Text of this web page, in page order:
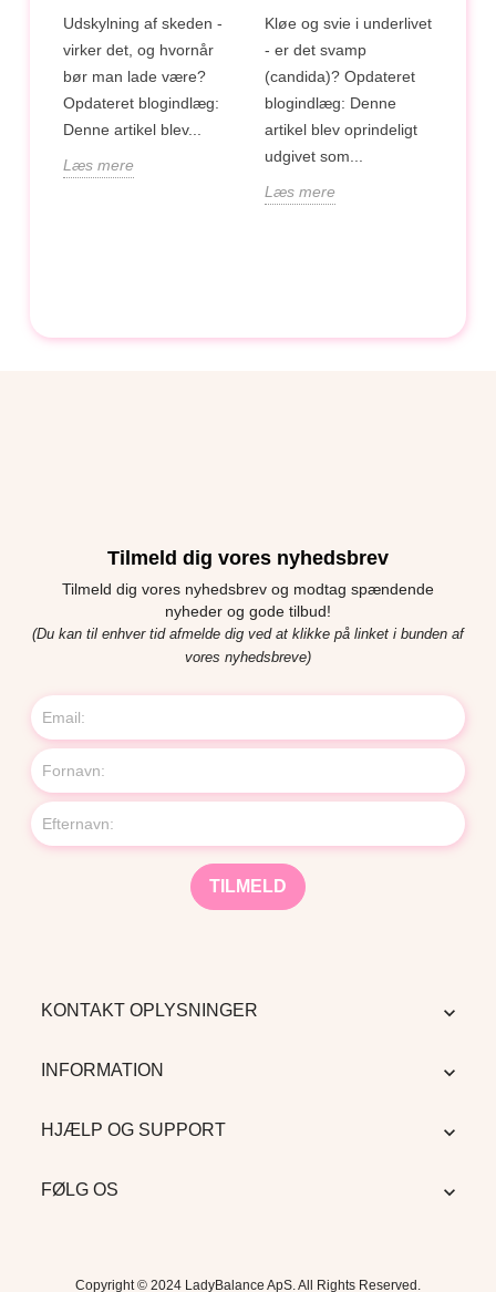
Udskylning af skeden -
virker det, og hvornår
bør man lade være?
Opdateret blogindlæg:
Denne artikel blev...
Læs mere
Kløe og svie i underlivet
- er det svamp
(candida)? Opdateret
blogindlæg: Denne
artikel blev oprindeligt
udgivet som...
Læs mere
Tilmeld dig vores nyhedsbrev
Tilmeld dig vores nyhedsbrev og modtag spændende
nyheder og gode tilbud!
(Du kan til enhver tid afmelde dig ved at klikke på linket i bunden af
vores nyhedsbreve)
KONTAKT OPLYSNINGER 
INFORMATION 
HJÆLP OG SUPPORT 
FØLG OS 
Copyright © 2024 LadyBalance ApS. All Rights Reserved.